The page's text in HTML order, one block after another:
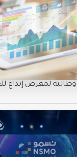
طالب وطالبة لمعرض